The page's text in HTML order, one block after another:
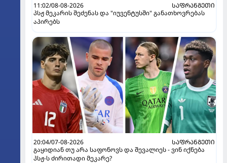
11:02/08-08-2026
ᲡᲐᲤᲠᲐᲜᲒᲔᲗᲘ
პსჟ მეკარის შეძენას და "იუვენტუსში" განათხოვრებას
აპირებს
20:04/07-08-2026
ᲡᲐᲤᲠᲐᲜᲒᲔᲗᲘ
გაყიდიან თუ არა საფონოვს და შევალიეს - ვინ იქნება
პსჟ-ს ძირითადი მეკარე?